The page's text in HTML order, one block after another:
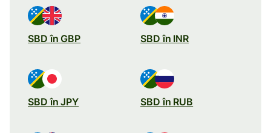
SBD în GBP SBD în INR
SBD în JPY SBD în RUB